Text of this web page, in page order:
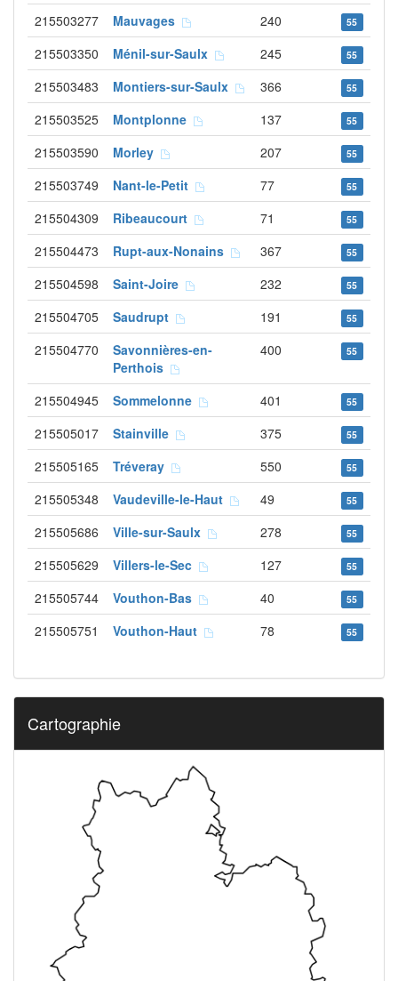
215503277 Mauvages 240 55
215503350 Ménil-sur-Saulx 245 55
215503483 Montiers-sur-Saulx 366 55
215503525 Montplonne 137 55
215503590 Morley 207 55
215503749 Nant-le-Petit 77 55
215504309 Ribeaucourt 71 55
215504473 Rupt-aux-Nonains 367 55
215504598 Saint-Joire 232 55
215504705 Saudrupt 191 55
215504770
Savonnières-en-
Perthois
400 55
215504945 Sommelonne 401 55
215505017 Stainville 375 55
215505165 Tréveray 550 55
215505348 Vaudeville-le-Haut 49 55
215505686 Ville-sur-Saulx 278 55
215505629 Villers-le-Sec 127 55
215505744 Vouthon-Bas 40 55
215505751 Vouthon-Haut 78 55
Cartographie